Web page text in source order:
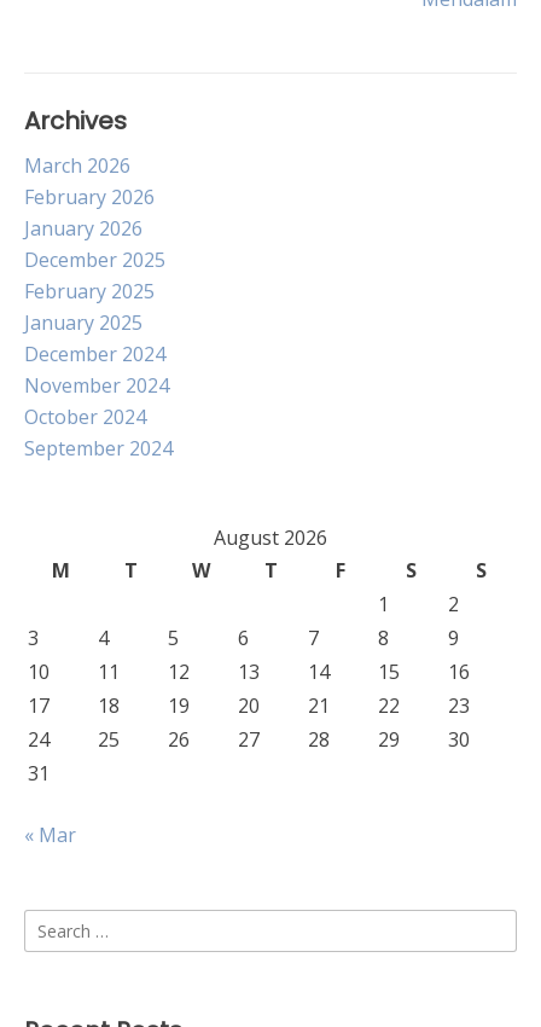
Archives
March 2026
February 2026
January 2026
December 2025
February 2025
January 2025
December 2024
November 2024
October 2024
September 2024
August 2026
M
T W T F S
S
1
2
3
4 5 6 7 8
9
10
11 12 13 14 15
16
17
18 19 20 21 22
23
24
25 26 27 28 29
30
31
« Mar
Search
for: